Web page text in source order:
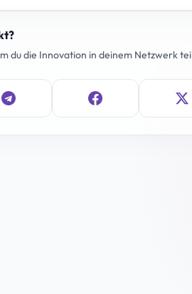
du die Innovation in deinem Netzwerk